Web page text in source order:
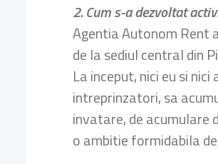
2. Cum s-a dezvoltat
Agentia Autonom Rent
de la sediul central din
La inceput, nici eu si
intreprinzatori, sa
invatare, de acumulare
o ambitie formidabila